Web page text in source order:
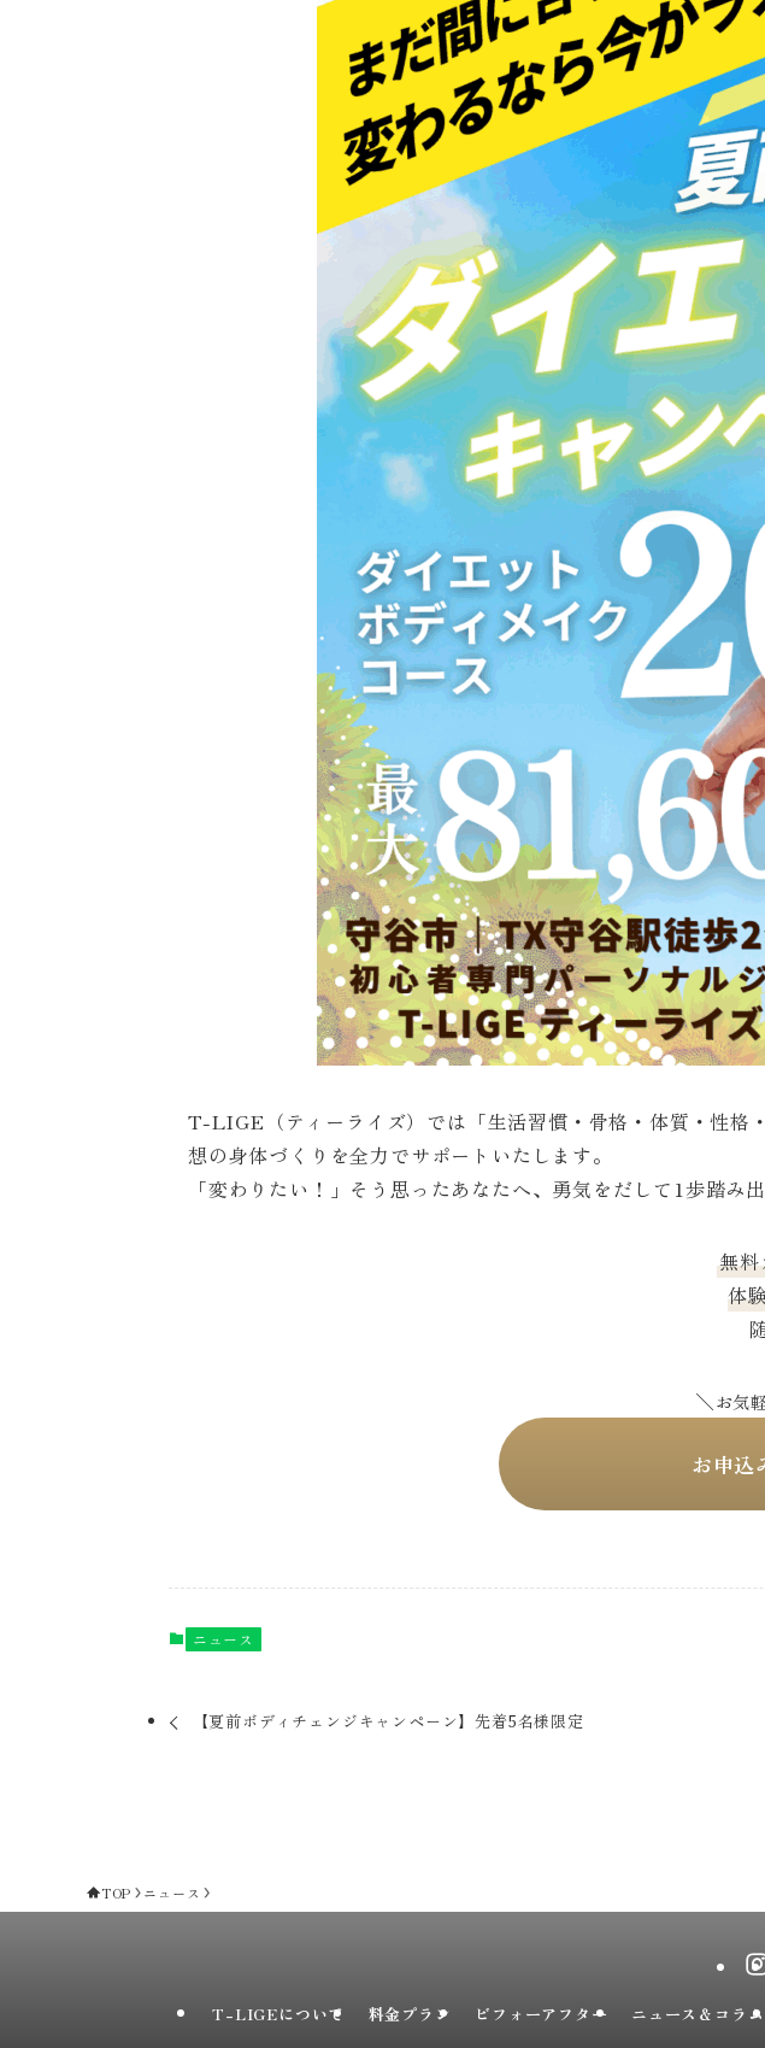
T-LIGE（ティーライズ）では「生活習慣・骨格・体質・性格
想の身体づくりを全力でサポートいたします。
「変わりたい！」そう思ったあなたへ、勇気をだして1歩踏み
無
体
＼お気
お申込
ニュース
【夏前ボディチェンジキャンペーン】先着5名様限定
TOP ニュース
T-LIGEについて 料金プラン ビフォーアフター ニュース＆コラム